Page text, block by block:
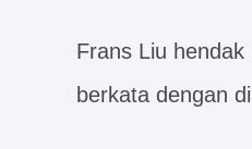
Frans Liu
berkata dengan